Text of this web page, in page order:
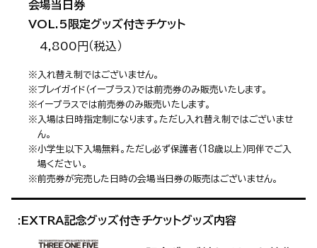
会場当日券
VOL.5限定グッズ付きチケット
4,800円（税込）
※入れ替え制ではございません。
※プレイガイド（イープラス）では前売券のみ販売いたします。
※イープラスでは前売券のみ販売いたします。
※入場は日時指定制になります。ただし入れ替え制ではございませ
ん。
※小学生以下入場無料。ただし必ず保護者（18歳以上）同伴でご入
場ください。
※前売券が完売した日時の会場当日券の販売はございません。
:EXTRA記念グッズ付きチケットグッズ内容